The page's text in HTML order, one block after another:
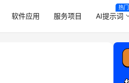
软件应用 服务项目 AI提示词
热门